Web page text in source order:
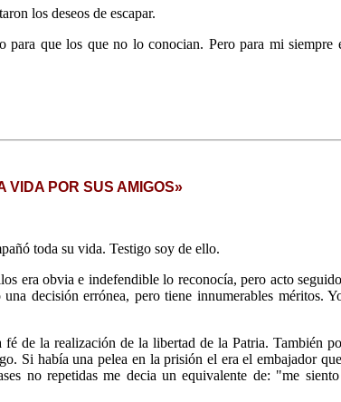
los deseos de escapar.
que los que no lo conocian. Pero para mi siempre
VIDA POR SUS AMIGOS»
toda su vida. Testigo soy de ello.
era obvia e indefendible lo reconocía, pero acto
decisión errónea, pero tiene innumerables méritos.
de la realización de la libertad de la Patria. También
Si había una pelea en la prisión el era el embajador
no repetidas me decia un equivalente de: "me